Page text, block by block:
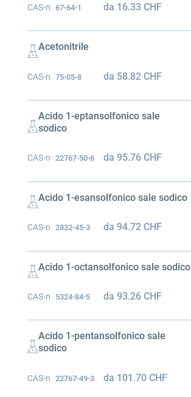
CAS-n 67-64-1 da 16.33CHF
Acetonitrile
CAS-n 75-05-8 da 58.82CHF
Acido 1-eptansolfonico sale
sodico
CAS-n 22767-50-6 da95.76CHF
Acido 1-esansolfonico sale sodico
CAS-n 2832-45-3 da94.72CHF
Acido 1-octansolfonico sale sodico
CAS-n 5324-84-5 da93.26CHF
Acido 1-pentansolfonico sale
sodico
CAS-n 22767-49-3 da 101.70CHF